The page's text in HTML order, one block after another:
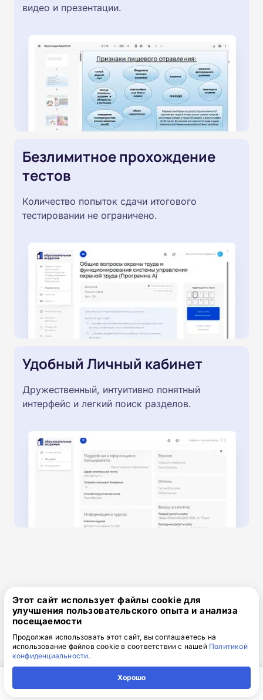
видео и презентации.
Безлимитное прохождение
тестов
Количество попыток сдачи итогового
тестировании не ограничено.
Удобный Личный кабинет
Дружественный, интуитивно понятный
интерфейс и легкий поиск разделов.
Получите скидку 2 000 ₽
при оплате сегодня!
Одним платежом
Этот сайт использует файлы cookie для
улучшения пользовательского опыта и анализа
посещаемости
Продолжая использовать этот сайт, вы соглашаетесь на
использование файлов cookie в соответствии с нашей Политикой
конфиденциальности.
Хорошо